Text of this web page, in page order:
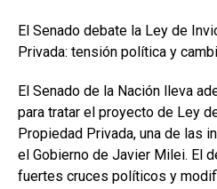
El Senado debate la Ley de
Privada: tensión política y
El Senado de la Nación lleva
para tratar el proyecto de Ley
Propiedad Privada, una de las
el Gobierno de Javier Milei. El
fuertes cruces políticos y